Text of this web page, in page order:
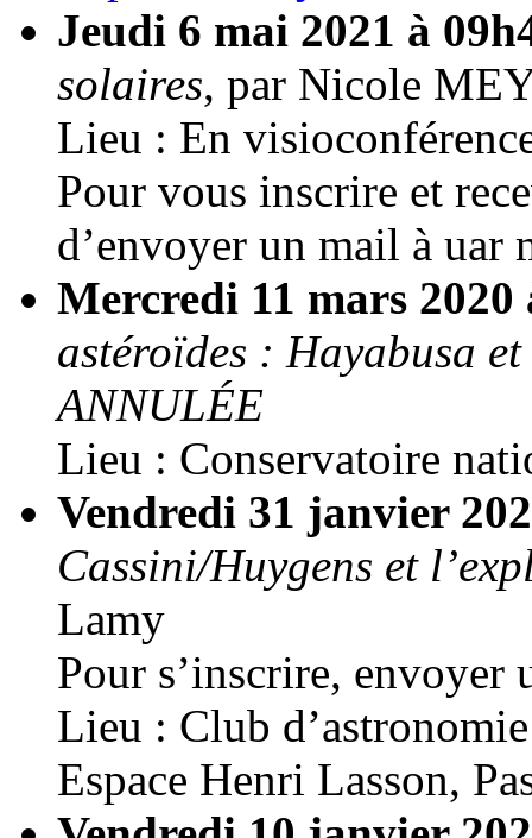
Jeudi 6 mai 2021 à
solaires, par Nicole
Lieu : En
Pour vous inscrire et
d’envoyer un mail à uar
Mercredi 11 mars
astéroïdes : Hayabusa
ANNULÉE
Lieu : Conservatoire
Vendredi 31 janvier
Cassini/Huygens et
Lamy
Pour s’inscrire,
Lieu : Club
Espace Henri Lasson,